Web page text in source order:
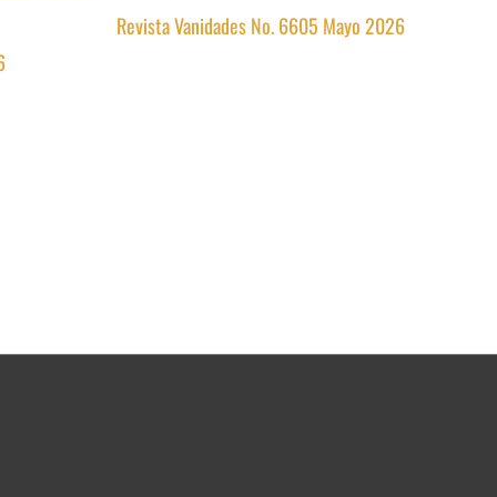
Revista Vanidades No. 6605 Mayo 2026